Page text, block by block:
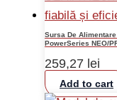
Sursa De
PowerSeries NEO/
259,27 lei
Add to cart